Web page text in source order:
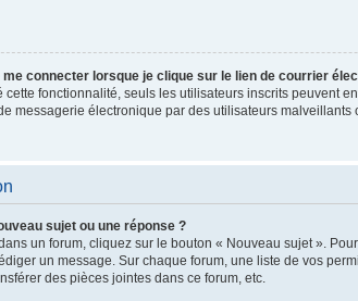
me connecter lorsque je clique sur le lien de courrier
cette fonctionnalité, seuls les utilisateurs inscrits peuvent
messagerie électronique par des utilisateurs malveillants
sujet ou une réponse ?
un forum, cliquez sur le bouton « Nouveau sujet ».
un message. Sur chaque forum, une liste de vos
des pièces jointes dans ce forum, etc.